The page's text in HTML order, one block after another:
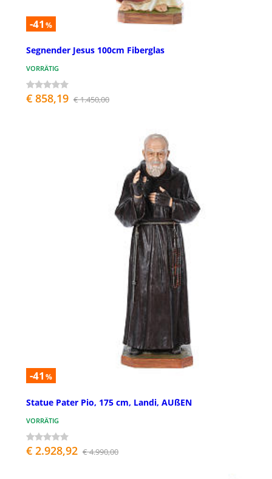
-41 %
Segnender Jesus 100cm Fiberglas
VORRÄTIG
€ 858,19 € 1.450,00
-41 %
Statue Pater Pio, 175 cm, Landi, AUßEN
VORRÄTIG
€ 2.928,92 € 4.990,00